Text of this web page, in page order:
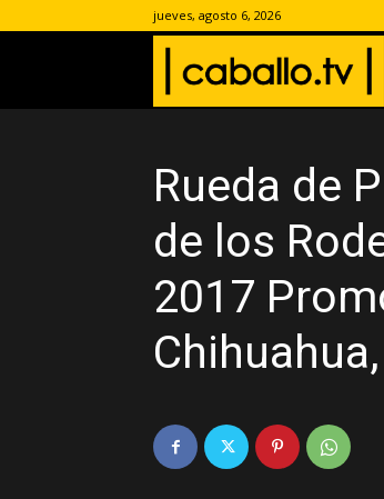
jueves, agosto 6, 2026
Rueda de
de los
2017